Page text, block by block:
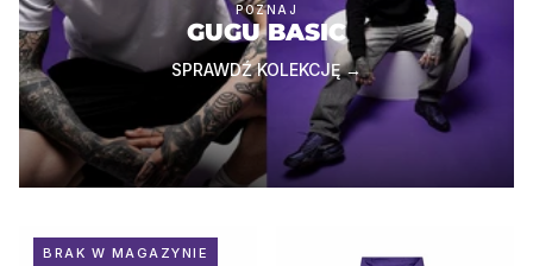
GUGU BASIC
POZNAJ
SPRAWDŹ KOLEKCJĘ →
BRAK W MAGAZYNIE